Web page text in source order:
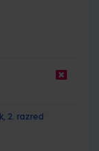
2. razred